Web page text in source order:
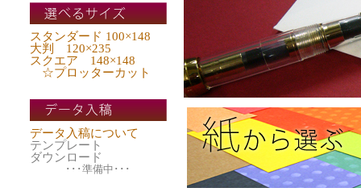
スタンダード 100×148
大判 120×235
スクエア 148×148
☆プロッターカット
データ入稿について
テンプレート
ダウンロード
･･･準備中･･･